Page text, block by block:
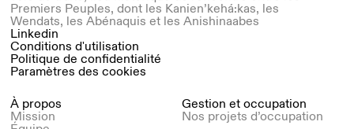
À propos
Mission
Gestion et occupation
Nos projets d’occupation
Premiers Peuples, dont les Kanien’kehá:kas, les
Wendats, les Abénaquis et les Anishinaabes
Linkedin
Conditions d'utilisation
Politique de confidentialité
Paramètres des cookies